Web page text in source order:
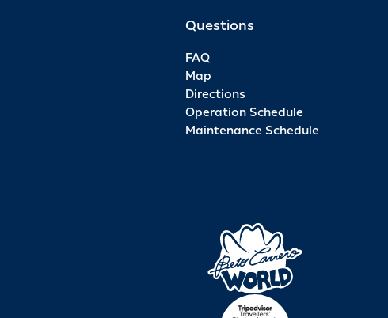
Questions
FAQ
Map
Directions
Operation Schedule
Maintenance Schedule